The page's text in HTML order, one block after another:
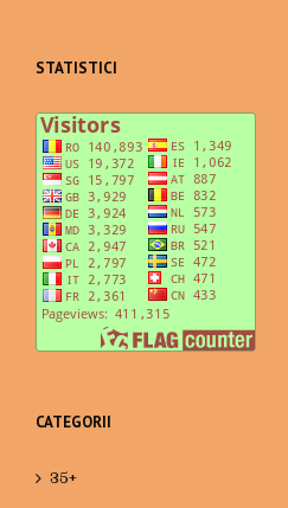
STATISTICI
CATEGORII
35+